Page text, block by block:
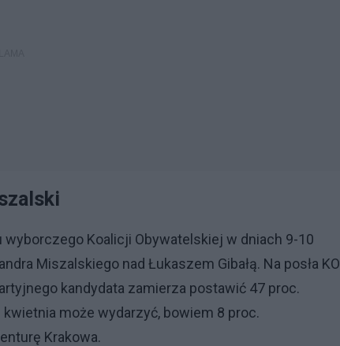
Koalicji Obywatelskiej w dniach 9-10
Miszalskiego nad Łukaszem Gibałą. Na posła KO
kandydata zamierza postawić 47 proc.
może wydarzyć, bowiem 8 proc.
Krakowa.